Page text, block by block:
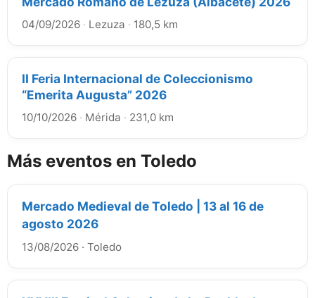
04/09/2026 · Lezuza · 180,5 km
II Feria Internacional de Coleccionismo
“Emerita Augusta” 2026
10/10/2026 · Mérida · 231,0 km
Más eventos en Toledo
Mercado Medieval de Toledo | 13 al 16 de
agosto 2026
13/08/2026 · Toledo